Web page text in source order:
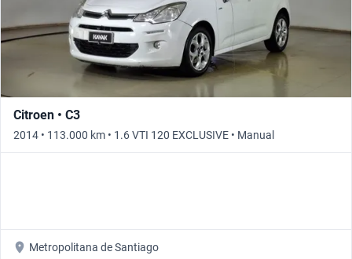
Citroen • C3
2014 • 113.000 km • 1.6 VTI 120 EXCLUSIVE • Manual
Metropolitana de Santiago